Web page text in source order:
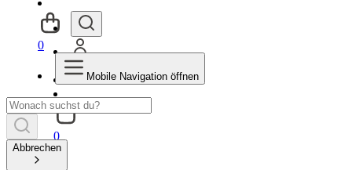
0
0
Mobile Navigation öffnen
Abbrechen